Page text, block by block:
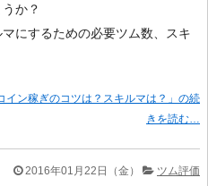
か？
にするための必要ツム数、スキ
イン稼ぎのコツは？スキルマは？」の続
きを読む…
2016年01月22日（金） ツム評価